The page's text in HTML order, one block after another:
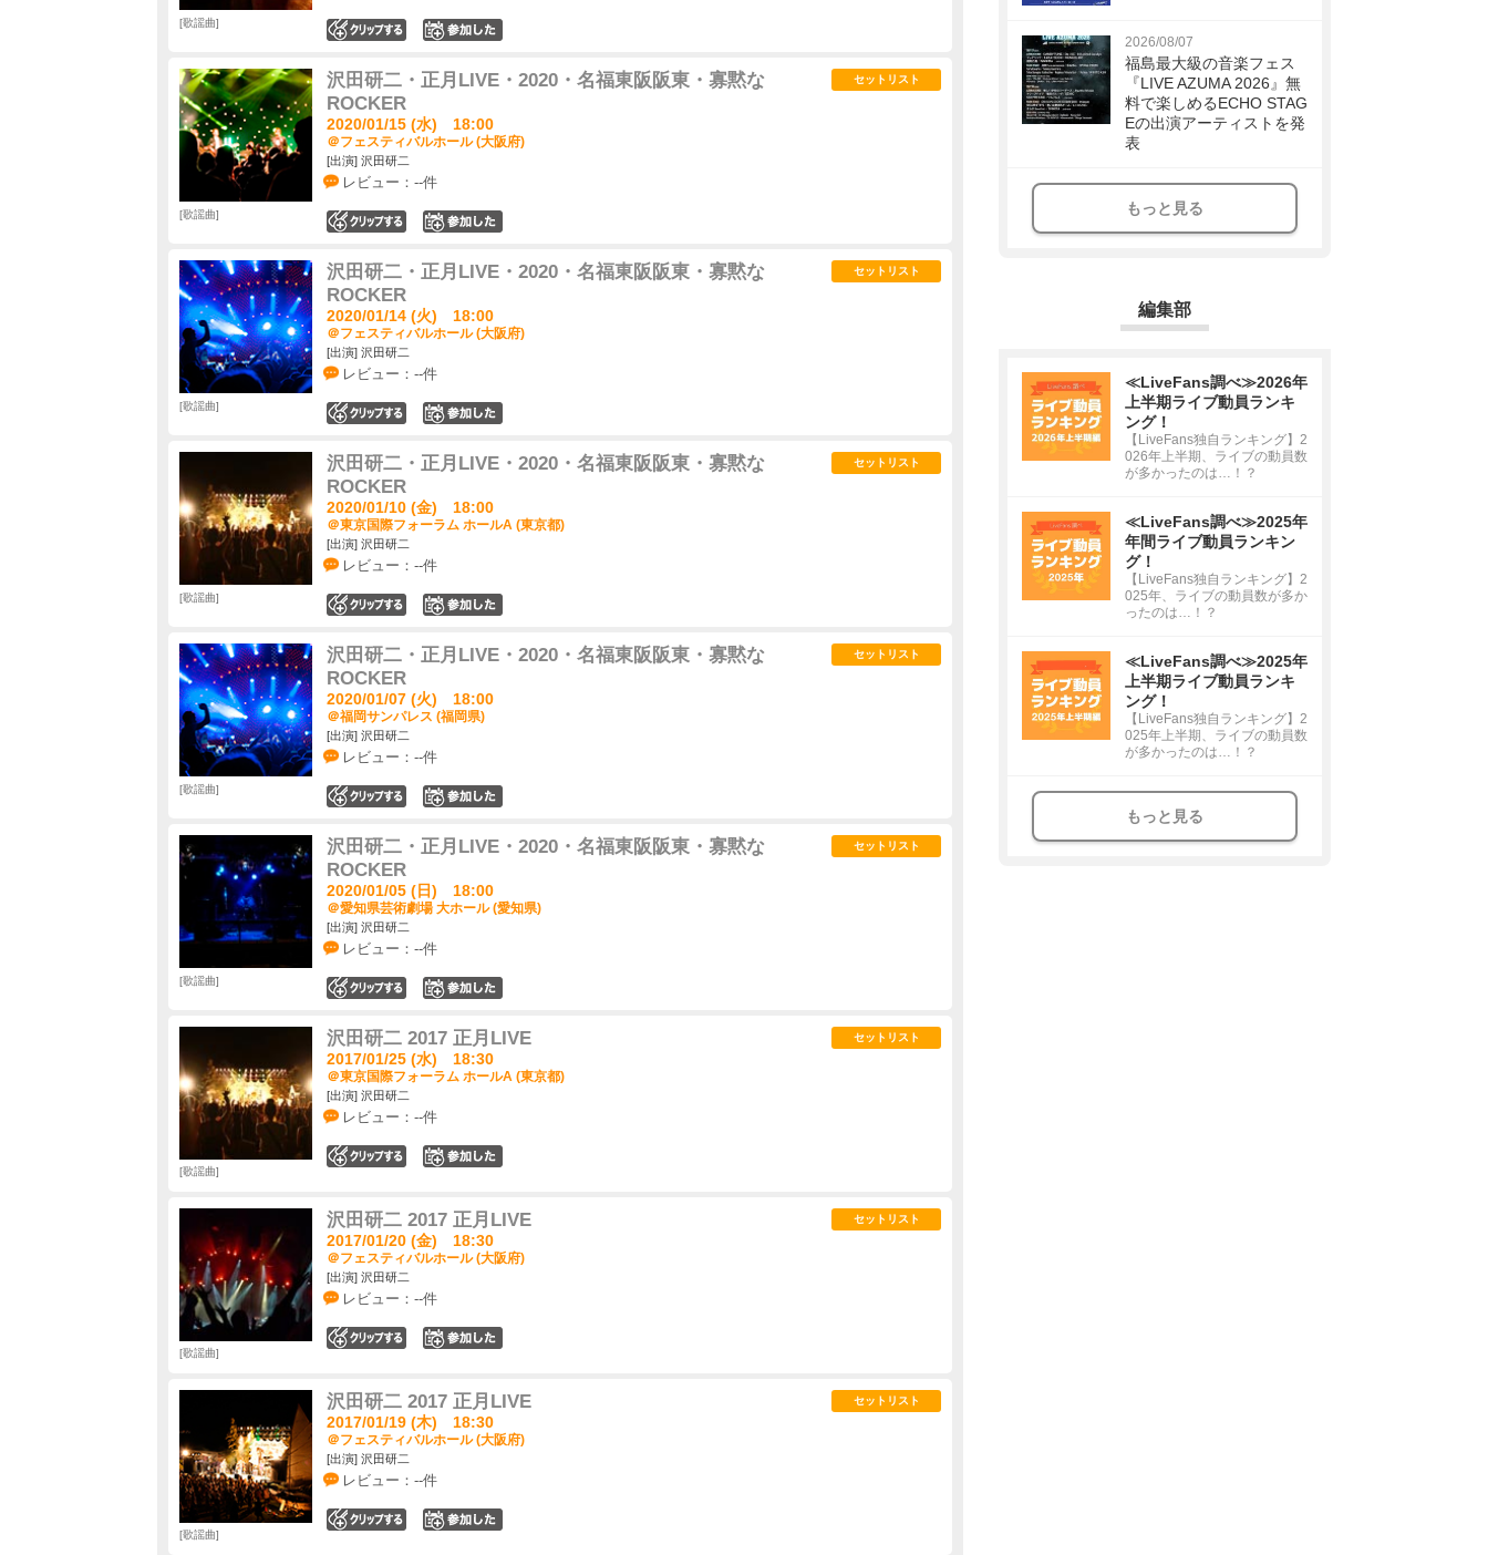
歌謡曲
沢田研二・正月LIVE・2020・名福東阪阪東・寡黙な
ROCKER
2020/01/15 (水) 18:00
＠フェスティバルホール (大阪府)
[出演] 沢田研二
レビュー：--件
セットリスト
歌謡曲
沢田研二・正月LIVE・2020・名福東阪阪東・寡黙な
ROCKER
2020/01/14 (火) 18:00
＠フェスティバルホール (大阪府)
[出演] 沢田研二
レビュー：--件
セットリスト
歌謡曲
沢田研二・正月LIVE・2020・名福東阪阪東・寡黙な
ROCKER
2020/01/10 (金) 18:00
＠東京国際フォーラム ホールA (東京都)
[出演] 沢田研二
レビュー：--件
セットリスト
歌謡曲
沢田研二・正月LIVE・2020・名福東阪阪東・寡黙な
ROCKER
2020/01/07 (火) 18:00
＠福岡サンパレス (福岡県)
[出演] 沢田研二
レビュー：--件
セットリスト
歌謡曲
沢田研二・正月LIVE・2020・名福東阪阪東・寡黙な
ROCKER
2020/01/05 (日) 18:00
＠愛知県芸術劇場 大ホール (愛知県)
[出演] 沢田研二
レビュー：--件
セットリスト
歌謡曲
沢田研二 2017 正月LIVE
2017/01/25 (水) 18:30
＠東京国際フォーラム ホールA (東京都)
[出演] 沢田研二
レビュー：--件
セットリスト
歌謡曲
沢田研二 2017 正月LIVE
2017/01/20 (金) 18:30
＠フェスティバルホール (大阪府)
[出演] 沢田研二
レビュー：--件
セットリスト
歌謡曲
沢田研二 2017 正月LIVE
2017/01/19 (木) 18:30
＠フェスティバルホール (大阪府)
[出演] 沢田研二
レビュー：--件
セットリスト
歌謡曲
2026/08/07
福島最大級の音楽フェス
『LIVE AZUMA 2026』無
料で楽しめるECHO STAG
Eの出演アーティストを発
表
もっと見る
編集部
≪LiveFans調べ≫2026年
上半期ライブ動員ランキ
ング！
【LiveFans独自ランキング】2
026年上半期、ライブの動員数
が多かったのは…！？
≪LiveFans調べ≫2025年
年間ライブ動員ランキン
グ！
【LiveFans独自ランキング】2
025年、ライブの動員数が多か
ったのは…！？
≪LiveFans調べ≫2025年
上半期ライブ動員ランキ
ング！
【LiveFans独自ランキング】2
025年上半期、ライブの動員数
が多かったのは…！？
もっと見る